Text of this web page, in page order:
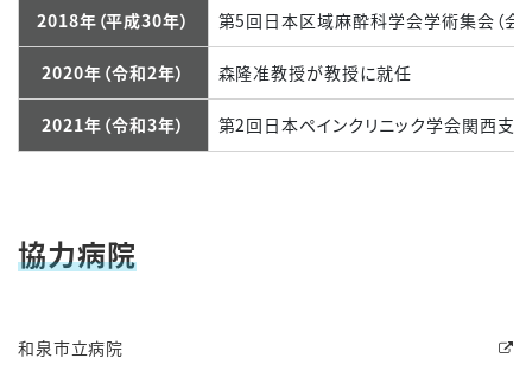
2018年（平成30年） 第5回日本区域麻酔科学会学術集会（会
2020年（令和2年） 森隆准教授が教授に就任
2021年（令和3年） 第2回日本ペインクリニック学会関西支
協力病院
和泉市立病院